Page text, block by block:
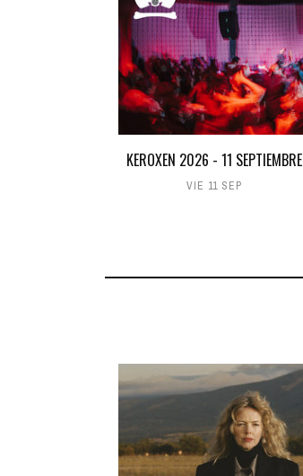
KEROXEN 2026 - 11 SEPTIEMBRE
VIE 11 SEP